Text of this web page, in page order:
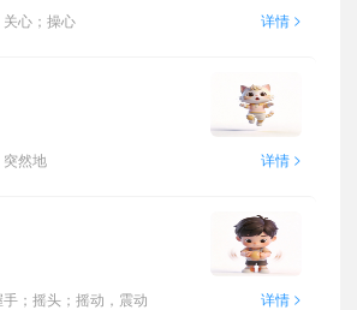
心；操心
详情 >
然地
详情 >
；摇头；摇动，震动
详情 >